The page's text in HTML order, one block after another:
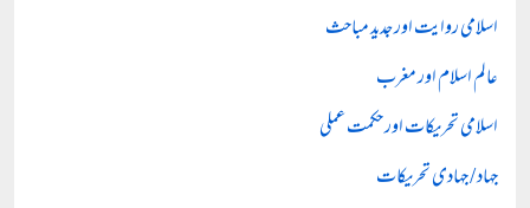
اسلامی روایت اور جدید مباحث
عالم اسلام اور مغرب
اسلامی تحریکات اور حکمت عملی
جہاد / جہادی تحریکات